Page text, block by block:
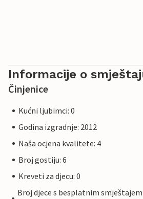
Informacije o
Činjenice
Kućni ljubimci: 0
Godina izgradnje: 2012
Naša ocjena kvalitete: 4
Broj gostiju: 6
Kreveti za djecu: 0
Broj djece s besplatnim